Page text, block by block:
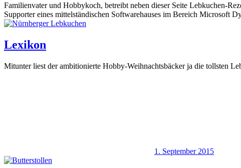
Familienvater und Hobbykoch, betreibt neben dieser Seite Lebkuchen-
Supporter eines mittelständischen Softwarehauses im Bereich Microsoft
Lexikon
Mitunter liest der ambitionierte Hobby-Weihnachtsbäcker ja die tollsten
1. September 2015